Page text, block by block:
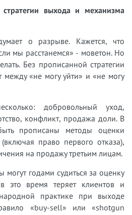
выхода и механизма
о разрыве. Кажется, что
мы расстанемся» - моветон. Но
Без прописанной стратегии
между «не могу уйти» и «не могу
добровольный уход,
конфликт, продажа доли. В
прописаны методы оценки
право первого отказа),
на продажу третьим лицам.
могут годами судиться за оценку
это время теряет клиентов и
практике при выходе
«buy-sell» или «shotgun